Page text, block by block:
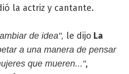
la actriz y cantante.
de idea", le dijo La
a una manera de pensar
que mueren...",